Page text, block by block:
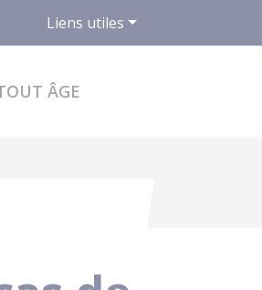
Liens utiles
ÂGE